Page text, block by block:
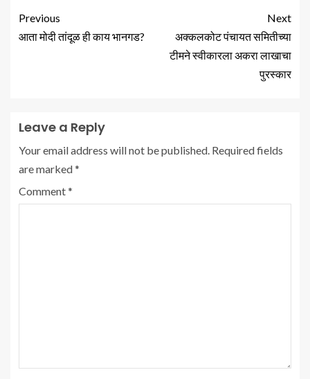
Previous
आता मोदी तांदूळ ही काय भानगड?
Next
अक्कलकोट पंचायत समितीच्या
टीमने स्वीकारला अकरा लाखाचा
पुरस्कार
Leave a Reply
Your email address will not be published. Required fields
are marked*
Comment*